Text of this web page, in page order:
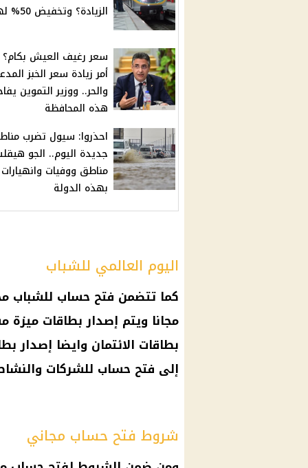
الزيادة؟ وتخفيض 50% لهؤلاء
سعر رغيف العيش
أمر زيادة سعر الخبز
والحر.. ووزير التموين
هذه المحافظة
احذروا: سيول تضرب
مناطق ووفيات وانهيارات
بهذه الدولة
اليوم العالمي للشباب
كما تتضمن فتح حساب للشباب
مجانا ويتم إصدار بطاقات
بطاقات الائتمان وايضا إصدار
إلى فتح حساب للشركات
شروط فتح حساب مجاني